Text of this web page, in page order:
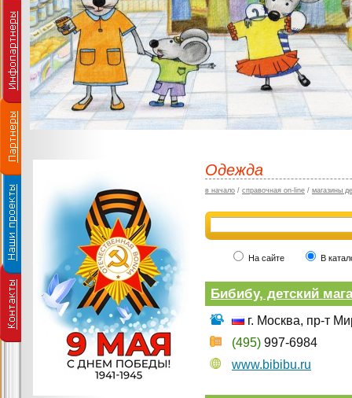
Одежда
в начало / справочная on-line / магазины
На сайте В
Бибибу, детский
г. Москва, пр-т
(495) 997-6984
www.bibibu.ru